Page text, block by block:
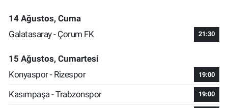
14 Ağustos, Cuma
Galatasaray - Çorum FK
21:30
15 Ağustos, Cumartesi
Konyaspor - Rizespor
19:00
Kasımpaşa - Trabzonspor 19:00